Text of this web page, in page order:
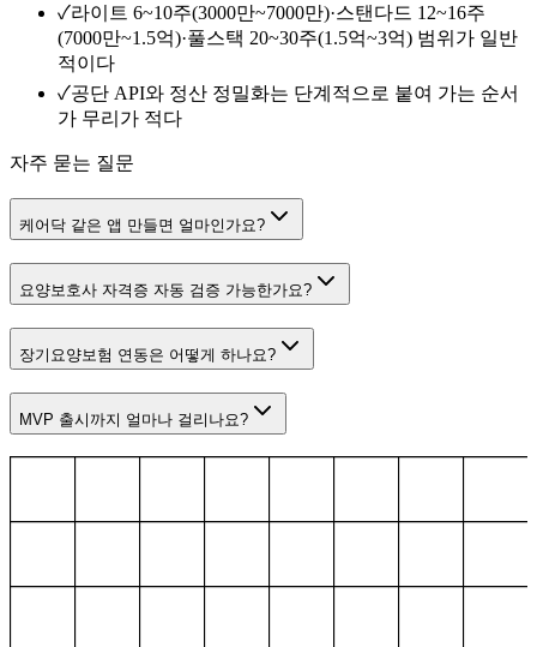
✓라이트 6~10주(3000만~7000만)·스탠다드 12~16주
(7000만~1.5억)·풀스택 20~30주(1.5억~3억) 범위가 일반
적이다
✓공단 API와 정산 정밀화는 단계적으로 붙여 가는 순서
가 무리가 적다
자주 묻는 질문
케어닥 같은 앱 만들면 얼마인가요?
요양보호사 자격증 자동 검증 가능한가요?
장기요양보험 연동은 어떻게 하나요?
MVP 출시까지 얼마나 걸리나요?